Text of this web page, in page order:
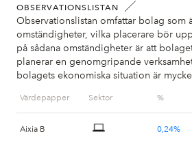
B Treasury Capital PREF A
Beowulf Mining SDB
Bergholm Fritidsfordon
6,40%
11,05%
OBSERVATIONSLISTAN
Observationslistan omfattar bolag som
omständigheter, vilka placerare bör
på sådana omständigheter är att
planerar en genomgripande
bolagets ekonomiska situation är
Värdepapper
Aixia B
Sektor %
0,24%